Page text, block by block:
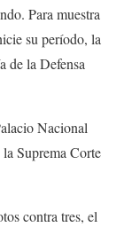
Para muestra
su período, la
de la Defensa
Nacional
Suprema Corte
contra tres, el